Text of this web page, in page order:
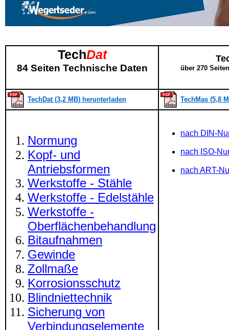
TechDat
84 Seiten Technische Daten über 270
TechDat (3,2 MB) herunterladen TechMas (5,8
Normung
Kopf- und
Antriebsformen
Werkstoffe - Stähle
Werkstoffe - Edelstähle
Werkstoffe -
Oberflächenbehandlung
Bitaufnahmen
Gewinde
Zollmaße
Korrosionsschutz
Blindniettechnik
Sicherung von
Verbindungselemente
nach DIN-
nach ISO-
nach ART-